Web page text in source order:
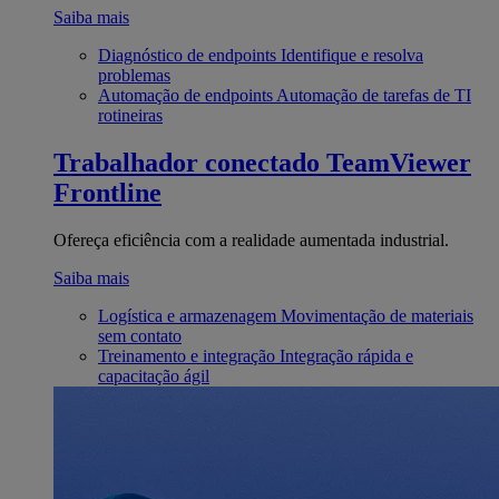
Saiba mais
Diagnóstico de endpoints Identifique e resolva
problemas
Automação de endpoints Automação de tarefas de TI
rotineiras
Trabalhador conectado TeamViewer
Frontline
Ofereça eficiência com a realidade aumentada industrial.
Saiba mais
Logística e armazenagem Movimentação de materiais
sem contato
Treinamento e integração Integração rápida e
capacitação ágil